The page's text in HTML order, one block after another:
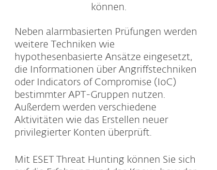
können.
Neben alarmbasierten Prüfungen werden
weitere Techniken wie
hypothesenbasierte Ansätze eingesetzt,
die Informationen über Angriffstechniken
oder Indicators of Compromise (IoC)
bestimmter APT-Gruppen nutzen.
Außerdem werden verschiedene
Aktivitäten wie das Erstellen neuer
privilegierter Konten überprüft.
Mit ESET Threat Hunting können Sie sich